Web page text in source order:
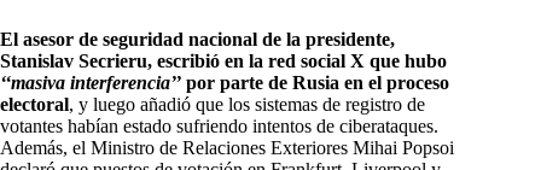
El asesor de seguridad nacional de la presidente,
Stanislav Secrieru, escribió en la red social X que hubo
‘‘masiva interferencia’’ por parte de Rusia en el proceso
electoral, y luego añadió que los sistemas de registro de
votantes habían estado sufriendo intentos de ciberataques.
Además, el Ministro de Relaciones Exteriores Mihai Popsoi